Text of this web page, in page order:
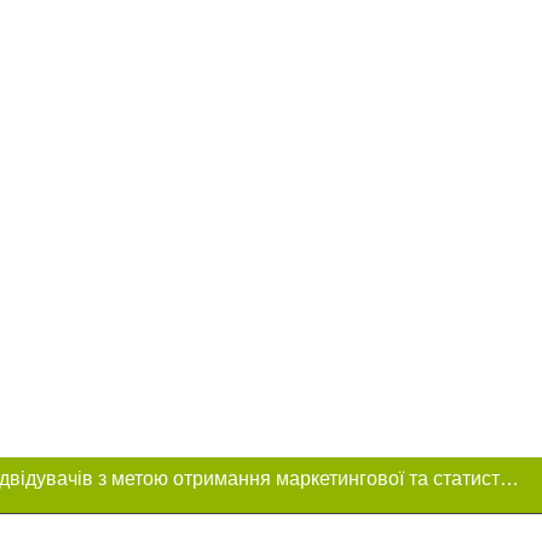
Цей сайт використовує «cookies». Також веб-сайт використовує інтернет-сервіс для збору технічних даних стосовно відвідувачів з метою отримання маркетингової та статистичної інформації. Умови обробки даних відвідувачів сайту див.